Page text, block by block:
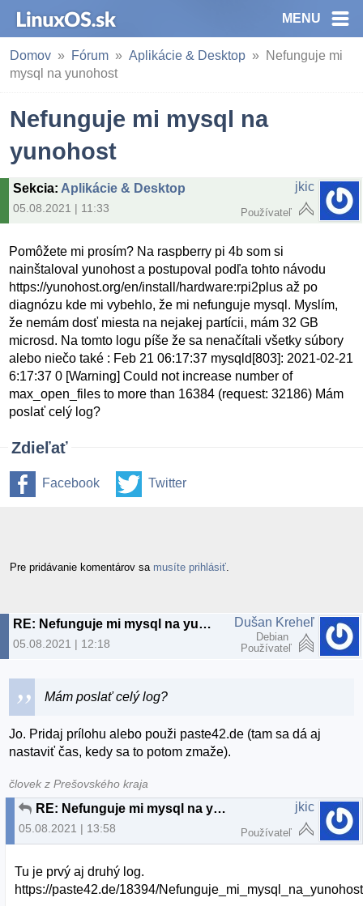
MENU
Domov Fórum Aplikácie & Desktop
Nefunguje mi
mysql na yunohost
Nefunguje mi mysql na
yunohost
Sekcia: Aplikácie & Desktop
05.08.2021 | 11:33
jkic
Používateľ
Pomôžete mi prosím? Na raspberry pi 4b som si
nainštaloval yunohost a postupoval podľa tohto návodu
https://yunohost.org/en/install/hardware:rpi2plus až po
diagnózu kde mi vybehlo, že mi nefunguje mysql. Myslím,
že nemám dosť miesta na nejakej partícii, mám 32 GB
microsd. Na tomto logu píše že sa nenačítali všetky súbory
alebo niečo také : Feb 21 06:17:37 mysqld[803]: 2021-02-21
6:17:37 0 [Warning] Could not increase number of
max_open_files to more than 16384 (request: 32186) Mám
poslať celý log?
Zdieľať
Facebook Twitter
Pre pridávanie komentárov sa musíte prihlásiť
RE: Nefunguje mi mysql na yunohost
05.08.2021 | 12:18
Dušan Kreheľ
Debian
Používateľ
Mám poslať celý log?
Jo. Pridaj prílohu alebo použi paste42.de (tam sa dá aj
nastaviť čas, kedy sa to potom zmaže).
človek z Prešovského kraja
RE: Nefunguje mi mysql na yunohost
05.08.2021 | 13:58
jkic
Používateľ
Tu je prvý aj druhý log.
https://paste42.de/18394/Nefunguje_mi_mysql_na_yunohost